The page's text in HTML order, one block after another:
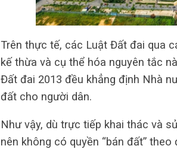
Trên thực tế, các Luật Đất đai qua
kế thừa và cụ thể hóa nguyên tắc
Đất đai 2013 đều khẳng định Nhà
đất cho người dân.
Như vậy, dù trực tiếp khai thác và
nên không có quyền “bán đất” theo